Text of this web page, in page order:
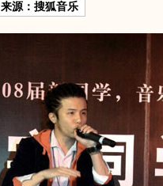
来源：搜狐音乐